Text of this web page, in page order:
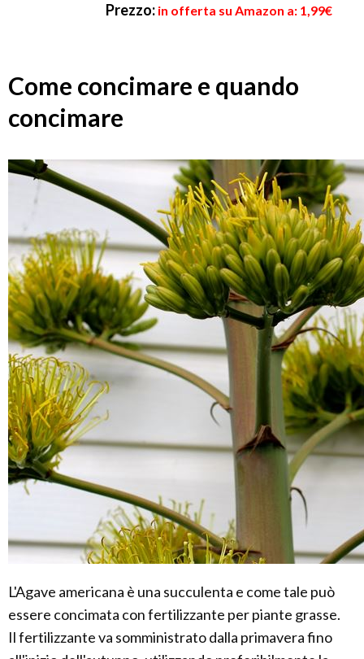
Prezzo: in offerta su Amazon a: 1,99€
Come concimare e quando
concimare
L'Agave americana è una succulenta e come tale può
essere concimata con fertilizzante per piante grasse.
Il fertilizzante va somministrato dalla primavera fino